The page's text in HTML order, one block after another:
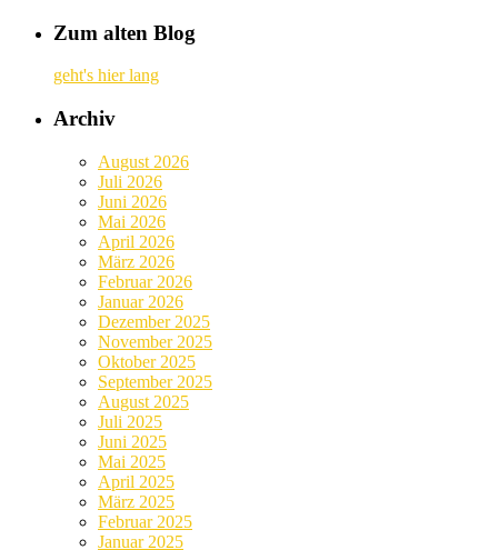
Zum alten Blog
geht's hier lang
Archiv
August 2026
Juli 2026
Juni 2026
Mai 2026
April 2026
März 2026
Februar 2026
Januar 2026
Dezember 2025
November 2025
Oktober 2025
September 2025
August 2025
Juli 2025
Juni 2025
Mai 2025
April 2025
März 2025
Februar 2025
Januar 2025